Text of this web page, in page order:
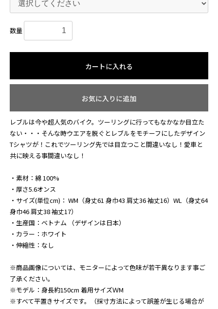
数量
カートに入れる
お気に入りに追加
レブルは今や超人気のバイク。ツーリングに行ってもなかなか目立た
ない・・・そんな時ウエアを脱ぐとレブルをモチーフにしたデザイン
Tシャツが！これでツーリング先では目立つこと間違いなし！愛車と
共に映える事間違いなし！
・素材：綿 100%
・厚さ5.6オンス
・サイズ(単位cm)： WM（身丈61 身巾43 肩丈36 袖丈16）WL（身丈64
身巾46 肩丈38 袖丈17）
・生産国：ベトナム （デザインは日本）
・カラー：ホワイト
・伸縮性：なし
※商品画像については、モニターによって色味が若干異なります事ご
了承ください。
※モデル：身長約150cm 着用サイズＷM
※すべて平置きサイズです。（採寸方法によって誤差が生じる場合が